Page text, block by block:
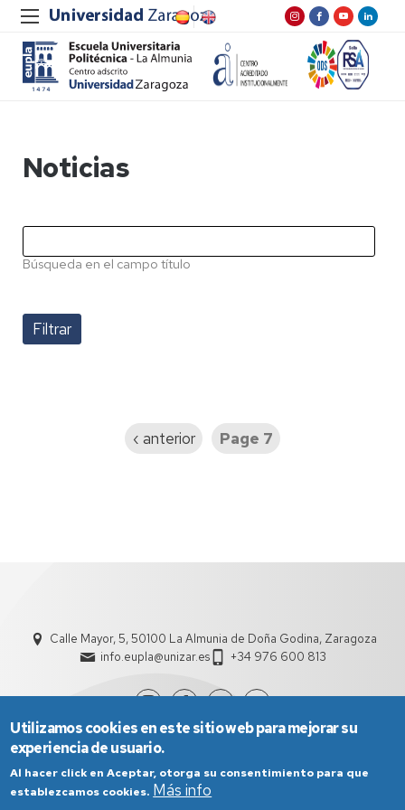
Noticias
Búsqueda en el campo título
Previous
‹ anterior Page 7
Calle Mayor, 5, 50100 La Almunia de Doña Godina, Zaragoza
info.eupla@unizar.es
+34 976 600 813
Utilizamos cookies en este sitio web para mejorar su
experiencia de usuario.
Al hacer click en Aceptar, otorga su consentimiento para que
establezcamos cookies. Más info